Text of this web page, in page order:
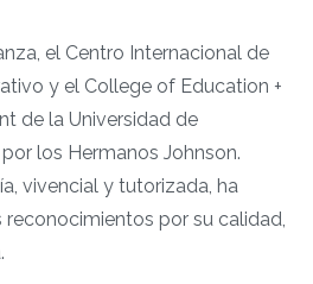
el Centro Internacional de
y el College of Education +
de la Universidad de
los Hermanos Johnson.
vivencial y tutorizada, ha
por su calidad,